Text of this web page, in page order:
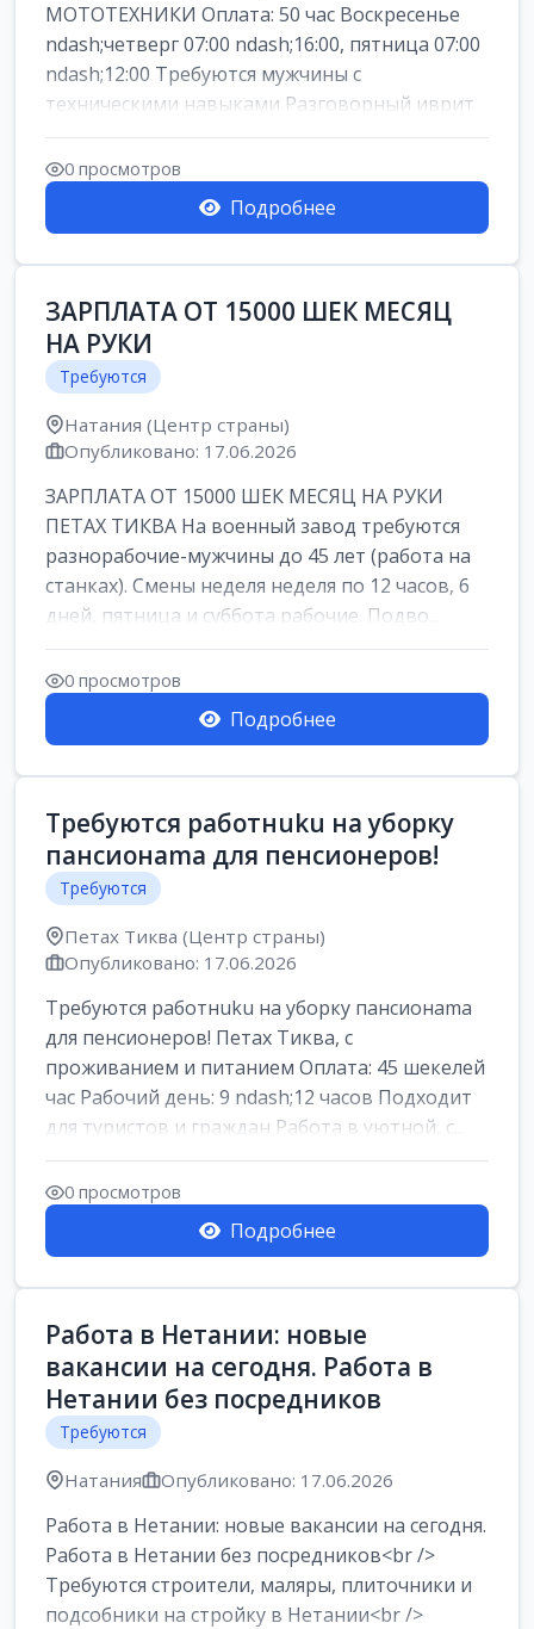
МОТОТЕХНИКИ Оплата: 50 час Воскресенье
ndash;четверг 07:00 ndash;16:00, пятница 07:00
ndash;12:00 Требуются мужчины с
техническими навыками Разговорный иврит
или английски...
0 просмотров
Подробнее
ЗАРПЛАТА ОТ 15000 ШЕК МЕСЯЦ
НА РУКИ
Требуются
Натания (Центр страны)
Опубликовано: 17.06.2026
ЗАРПЛАТА ОТ 15000 ШЕК МЕСЯЦ НА РУКИ
ПЕТАХ ТИКВА На военный завод требуются
разнорабочие-мужчины до 45 лет (работа на
станках). Смены неделя неделя по 12 часов, 6
дней, пятница и суббота рабочие. Подво...
0 просмотров
Подробнее
Требуются работнuku на уборку
пансионama для пенсионеров!
Требуются
Петах Тиква (Центр страны)
Опубликовано: 17.06.2026
Требуются работнuku на уборку пансионama
для пенсионеров! Петах Тиква, с
проживанием и питанием Оплата: 45 шекелей
час Рабочий день: 9 ndash;12 часов Подходит
для туристов и граждан Работа в уютной, с...
0 просмотров
Подробнее
Работа в Нетании: новые
вакансии на сегодня. Работа в
Нетании без посредников
Требуются
Натания Опубликовано: 17.06.2026
Работа в Нетании: новые вакансии на сегодня.
Работа в Нетании без посредников<br />
Требуются строители, маляры, плиточники и
подсобники на стройку в Нетании<br />